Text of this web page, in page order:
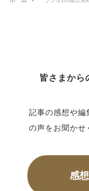
皆さまから
記事の感想や編
の声をお聞かせ
感